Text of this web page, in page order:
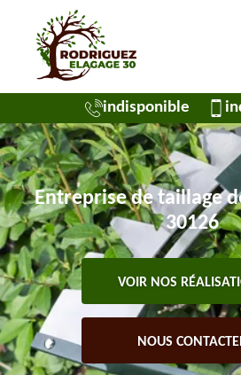
indisponible
Entreprise de taillage
30126
VOIR NOS
NOUS